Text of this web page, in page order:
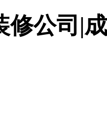
修公司|